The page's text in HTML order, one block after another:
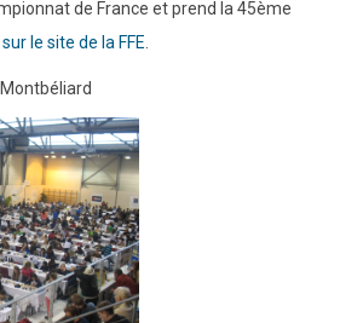
de France et prend la 45ème
le site de la FFE